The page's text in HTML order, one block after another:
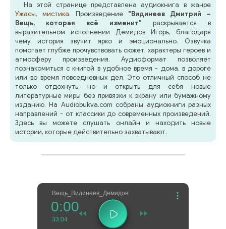
На этой странице представлена аудиокнига в жанре
Ужасы, мистика. Произведение "Видинеев Дмитрий –
Вещь, которая всё изменит" раскрывается в
выразительном исполнении Демидов Игорь, благодаря
чему история звучит ярко и эмоционально. Озвучка
помогает глубже прочувствовать сюжет, характеры героев и
атмосферу произведения. Аудиоформат позволяет
познакомиться с книгой в удобное время - дома, в дороге
или во время повседневных дел. Это отличный способ не
только отдохнуть, но и открыть для себя новые
литературные миры без привязки к экрану или бумажному
изданию. На Audiobukva.com собраны аудиокниги разных
направлений - от классики до современных произведений.
Здесь вы можете слушать онлайн и находить новые
истории, которые действительно захватывают.
Вещь_Видинеев_Демидов
0:00
33:04